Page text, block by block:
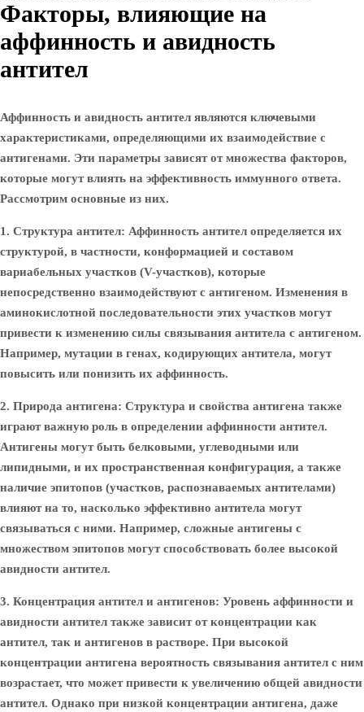
Факторы, влияющие на
аффинность и авидность
антител
Аффинность и авидность антител являются ключевыми
характеристиками, определяющими их взаимодействие с
антигенами. Эти параметры зависят от множества факторов,
которые могут влиять на эффективность иммунного ответа.
Рассмотрим основные из них.
1. Структура антител: Аффинность антител определяется их
структурой, в частности, конформацией и составом
вариабельных участков (V-участков), которые
непосредственно взаимодействуют с антигеном. Изменения в
аминокислотной последовательности этих участков могут
привести к изменению силы связывания антитела с антигеном.
Например, мутации в генах, кодирующих антитела, могут
повысить или понизить их аффинность.
2. Природа антигена: Структура и свойства антигена также
играют важную роль в определении аффинности антител.
Антигены могут быть белковыми, углеводными или
липидными, и их пространственная конфигурация, а также
наличие эпитопов (участков, распознаваемых антителами)
влияют на то, насколько эффективно антитела могут
связываться с ними. Например, сложные антигены с
множеством эпитопов могут способствовать более высокой
авидности антител.
3. Концентрация антител и антигенов: Уровень аффинности и
авидности антител также зависит от концентрации как
антител, так и антигенов в растворе. При высокой
концентрации антигена вероятность связывания антител с ним
возрастает, что может привести к увеличению общей авидности
антител. Однако при низкой концентрации антигена, даже